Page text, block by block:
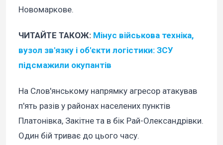
Новомаркове.
ЧИТАЙТЕ ТАКОЖ: Мінус військова техніка,
вузол зв'язку і об'єкти логістики: ЗСУ
підсмажили окупантів
На Слов'янському напрямку агресор атакував
п'ять разів у районах населених пунктів
Платонівка, Закітне та в бік Рай-Олександрівки.
Один бій триває до цього часу.